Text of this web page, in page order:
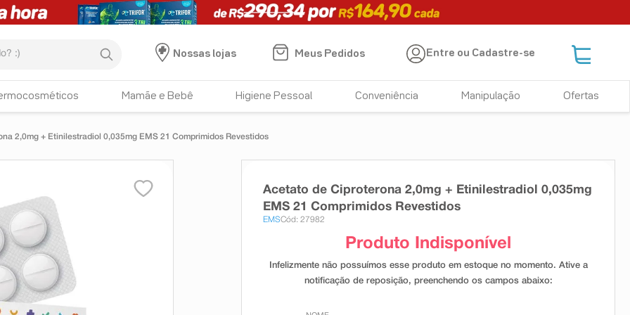
Nossas lojas
Meus Pedidos Entre ou Cadastre-se
Mamãe e Bebê Higiene Pessoal Conveniência Manipulação Ofertas
2,0mg + Etinilestradiol 0,035mg EMS 21 Comprimidos Revestidos
Acetato de Ciproterona 2,0mg + Etinilestradiol 0,035mg
EMS 21 Comprimidos Revestidos
EMSCód: 27982